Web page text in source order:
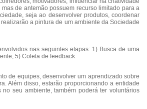
de antemão possuem recurso limitado para a
seja ao desenvolver produtos, coordenar
a pintura de um ambiente da Sociedade
nas seguintes etapas: 1) Busca de uma
5) Coleta de feedback.
de equipes, desenvolver um aprendizado sobre
Além disso, estarão proporcionando a entidade
seu ambiente, também poderá ter voluntários